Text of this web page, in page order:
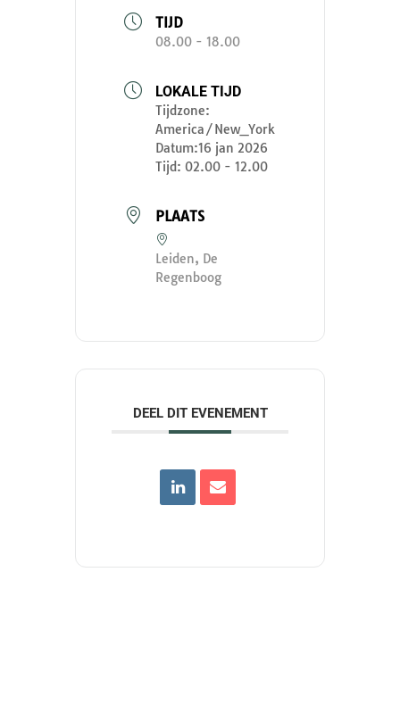
TIJD
08.00 - 18.00
LOKALE TIJD
Tijdzone:
America/New_York
Datum:16 jan 2026
Tijd: 02.00 - 12.00
PLAATS
Leiden, De
Regenboog
DEEL DIT EVENEMENT